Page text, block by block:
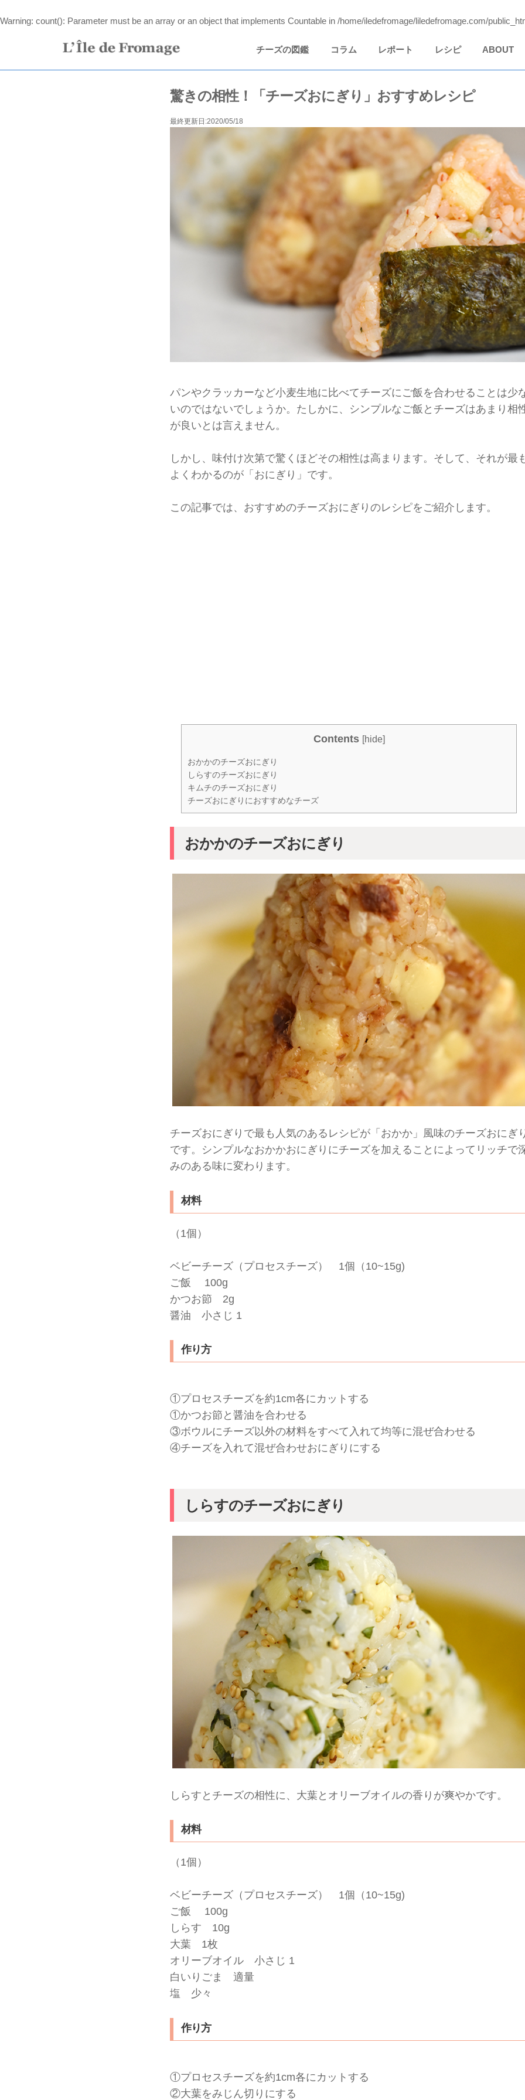
Warning: count(): Parameter must be an array or an object that implements Countable in /home/iledefromage/liledefromage.com/
チーズの図鑑 コラム レポート レシピ ABOUT
驚きの相性！「チーズおにぎり」おすすめレシピ
最終更新日:2020/05/18
パンやクラッカーなど小麦生地に比べてチーズにご飯を合わせることは少
いのではないでしょうか。たしかに、シンプルなご飯とチーズはあまり相
が良いとは言えません。
しかし、味付け次第で驚くほどその相性は高まります。そして、それが最
よくわかるのが「おにぎり」です。
この記事では、おすすめのチーズおにぎりのレシピをご紹介します。
Contents [hide]
おかかのチーズおにぎり
しらすのチーズおにぎり
キムチのチーズおにぎり
チーズおにぎりにおすすめなチーズ
おかかのチーズおにぎり
チーズおにぎりで最も人気のあるレシピが「おかか」風味のチーズおにぎ
です。シンプルなおかかおにぎりにチーズを加えることによってリッチで
みのある味に変わります。
材料
（1個）
ベビーチーズ（プロセスチーズ） 1個（10~15g)
ご飯 100g
かつお節 2g
醤油 小さじ 1
作り方
①プロセスチーズを約1cm各にカットする
①かつお節と醤油を合わせる
③ボウルにチーズ以外の材料をすべて入れて均等に混ぜ合わせる
④チーズを入れて混ぜ合わせおにぎりにする
しらすのチーズおにぎり
しらすとチーズの相性に、大葉とオリーブオイルの香りが爽やかです。
材料
（1個）
ベビーチーズ（プロセスチーズ） 1個（10~15g)
ご飯 100g
しらす 10g
大葉 1枚
オリーブオイル 小さじ 1
白いりごま 適量
塩 少々
作り方
①プロセスチーズを約1cm各にカットする
②大葉をみじん切りにする